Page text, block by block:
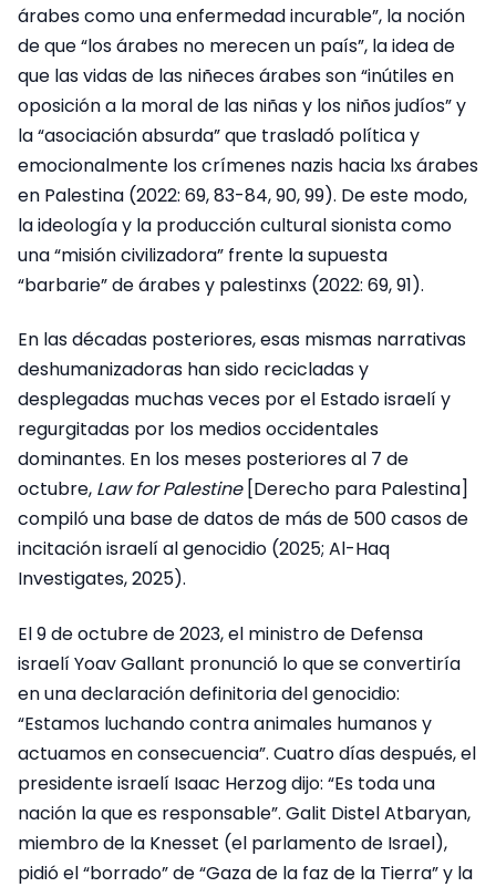
árabes como una enfermedad incurable”, la noción
de que “los árabes no merecen un país”, la idea de
que las vidas de las niñeces árabes son “inútiles en
oposición a la moral de las niñas y los niños judíos” y
la “asociación absurda” que trasladó política y
emocionalmente los crímenes nazis hacia lxs árabes
en Palestina (2022: 69, 83-84, 90, 99). De este modo,
la ideología y la producción cultural sionista como
una “misión civilizadora” frente la supuesta
“barbarie” de árabes y palestinxs (2022: 69, 91).
En las décadas posteriores, esas mismas narrativas
deshumanizadoras han sido recicladas y
desplegadas muchas veces por el Estado israelí y
regurgitadas por los medios occidentales
dominantes. En los meses posteriores al 7 de
octubre, Law for Palestine[Derecho para Palestina]
compiló una base de datos de más de 500 casos de
incitación israelí al genocidio (2025; Al-Haq
Investigates, 2025).
El 9 de octubre de 2023, el ministro de Defensa
israelí Yoav Gallant pronunció lo que se convertiría
en una declaración definitoria del genocidio:
“Estamos luchando contra animales humanos y
actuamos en consecuencia”. Cuatro días después, el
presidente israelí Isaac Herzog dijo: “Es toda una
nación la que es responsable”. Galit Distel Atbaryan,
miembro de la Knesset (el parlamento de Israel),
pidió el “borrado” de “Gaza de la faz de la Tierra” y la